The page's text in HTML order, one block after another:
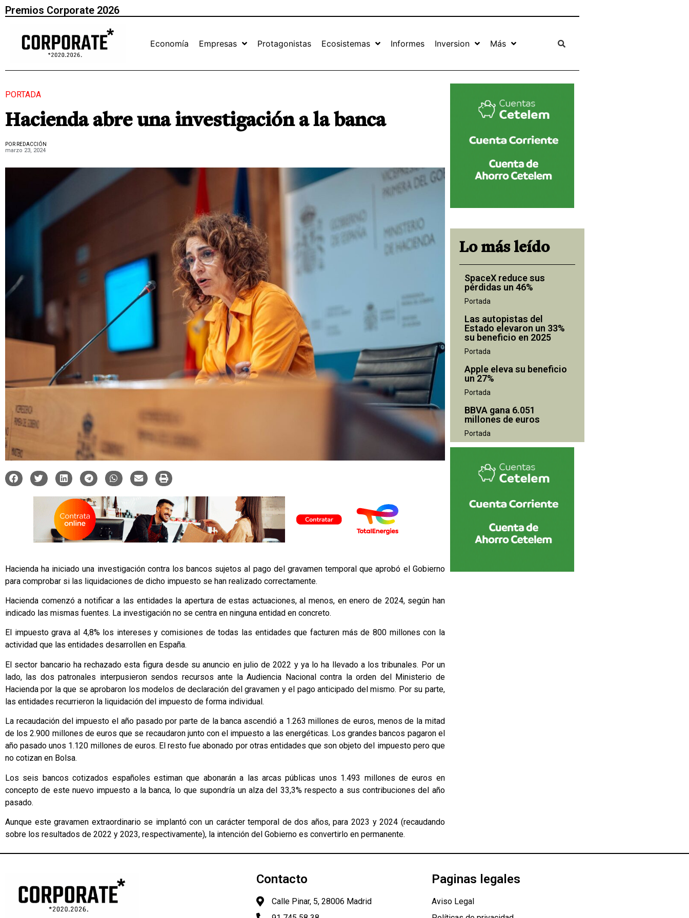
Premios Corporate 2026
Economía Empresas Protagonistas Ecosistemas Informes Inversion Más
PORTADA
Hacienda abre una investigación a la banca
POR REDACCIÓN
marzo 23, 2024
Hacienda ha iniciado una investigación contra los bancos sujetos al pago del gravamen temporal que aprobó el Gobierno
para comprobar si las liquidaciones de dicho impuesto se han realizado correctamente.
Hacienda comenzó a notificar a las entidades la apertura de estas actuaciones, al menos, en enero de 2024, según han
indicado las mismas fuentes. La investigación no se centra en ninguna entidad en concreto.
El impuesto grava al 4,8% los intereses y comisiones de todas las entidades que facturen más de 800 millones con la
actividad que las entidades desarrollen en España.
El sector bancario ha rechazado esta figura desde su anuncio en julio de 2022 y ya lo ha llevado a los tribunales. Por un
lado, las dos patronales interpusieron sendos recursos ante la Audiencia Nacional contra la orden del Ministerio de
Hacienda por la que se aprobaron los modelos de declaración del gravamen y el pago anticipado del mismo. Por su parte,
las entidades recurrieron la liquidación del impuesto de forma individual.
La recaudación del impuesto el año pasado por parte de la banca ascendió a 1.263 millones de euros, menos de la mitad
de los 2.900 millones de euros que se recaudaron junto con el impuesto a las energéticas. Los grandes bancos pagaron el
año pasado unos 1.120 millones de euros. El resto fue abonado por otras entidades que son objeto del impuesto pero que
no cotizan en Bolsa.
Los seis bancos cotizados españoles estiman que abonarán a las arcas públicas unos 1.493 millones de euros en
concepto de este nuevo impuesto a la banca, lo que supondría un alza del 33,3% respecto a sus contribuciones del año
pasado.
Aunque este gravamen extraordinario se implantó con un carácter temporal de dos años, para 2023 y 2024 (recaudando
sobre los resultados de 2022 y 2023, respectivamente), la intención del Gobierno es convertirlo en permanente.
Lo más leído
SpaceX reduce sus
pérdidas un 46%
Portada
Las autopistas del
Estado elevaron un 33%
su beneficio en 2025
Portada
Apple eleva su beneficio
un 27%
Portada
BBVA gana 6.051
millones de euros
Portada
Contacto
Calle Pinar, 5, 28006 Madrid
Paginas legales
Aviso Legal